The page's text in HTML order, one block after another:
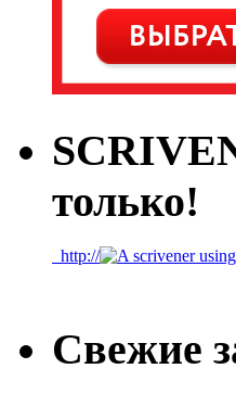
только!
http://
Свежие